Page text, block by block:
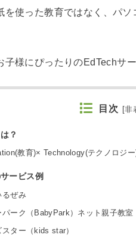
を使った教育ではなく、パ
様にぴったりのEdTechサ
目次 [非
？
教育)× Technology(テクノロジ
ービス例
るぜみ
パーク（BabyPark）ネット親子教室
スター（kids star）